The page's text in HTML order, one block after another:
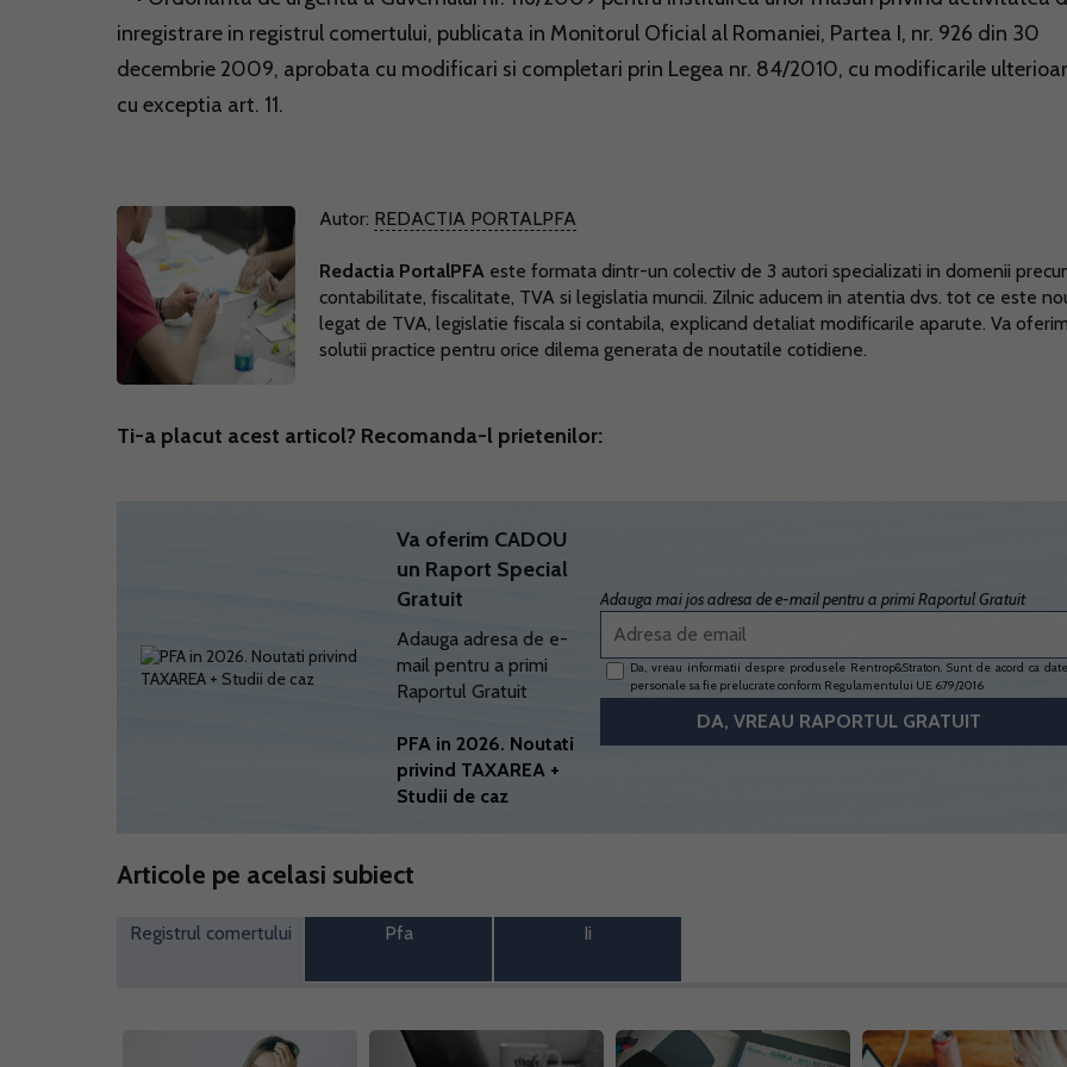
inregistrare in registrul comertului, publicata in Monitorul Oficial al Romaniei, Partea I, nr. 926 din 30
decembrie 2009, aprobata cu modificari si completari prin Legea nr. 84/2010, cu modificarile
cu exceptia art. 11.
Autor: REDACTIA PORTALPFA
Redactia PortalPFA este formata dintr-un colectiv de 3 autori specializati in domenii
contabilitate, fiscalitate, TVA si legislatia muncii. Zilnic aducem in atentia dvs. tot ce este
legat de TVA, legislatie fiscala si contabila, explicand detaliat modificarile aparute. Va
solutii practice pentru orice dilema generata de noutatile cotidiene.
Ti-a placut acest articol? Recomanda-l prietenilor:
Va oferim CADOU
un Raport Special
Gratuit
Adauga adresa de e-
mail pentru a primi
Raportul Gratuit
PFA in 2026. Noutati
privind TAXAREA +
Studii de caz
Adauga mai jos adresa de e-mail pentru a primi Raportul Gratuit
Da, vreau informatii despre produsele Rentrop&Straton. Sunt de acord ca
personale sa fie prelucrate conform Regulamentului UE 679/2016
Articole pe acelasi subiect
Registrul comertului Pfa Ii